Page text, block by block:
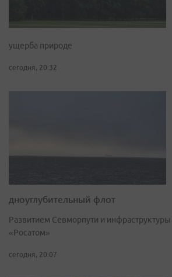
ущерба природе
сегодня, 20:32
дноуглубительный флот
Развитием Севморпути и инфраструктуры
«Росатом»
сегодня, 20:07